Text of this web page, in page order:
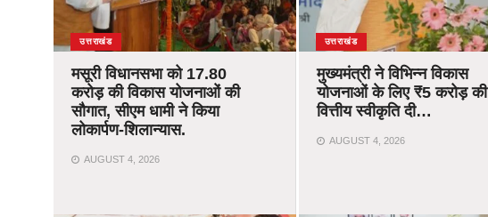
उत्तराखंड
मसूरी विधानसभा को 17.80
करोड़ की विकास योजनाओं की
सौगात, सीएम धामी ने किया
लोकार्पण-शिलान्यास.
AUGUST 4, 2026
उत्तराखंड
मुख्यमंत्री ने विभिन्न विकास
योजनाओं के लिए ₹5 करोड़ की
वित्तीय स्वीकृति दी…
AUGUST 4, 2026